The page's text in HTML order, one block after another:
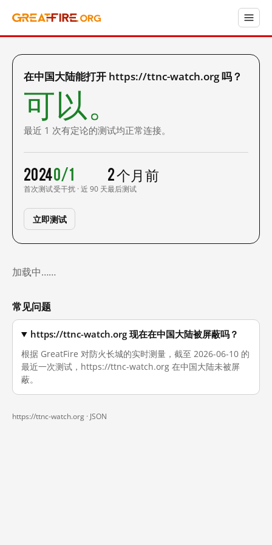
在中国大陆能打开 https://ttnc-watch.org 吗？
可以。
最近 1 次有定论的测试均正常连接。
2024
首次测试
0/1
受干扰 · 近 90 天
2 个月前
最后测试
立即测试
加载中……
常见问题
https://ttnc-watch.org 现在在中国大陆被屏蔽吗？
根据 GreatFire 对防火长城的实时测量，截至 2026-06-10 的
最近一次测试，https://ttnc-watch.org 在中国大陆未被屏
蔽。
https://ttnc-watch.org · JSON